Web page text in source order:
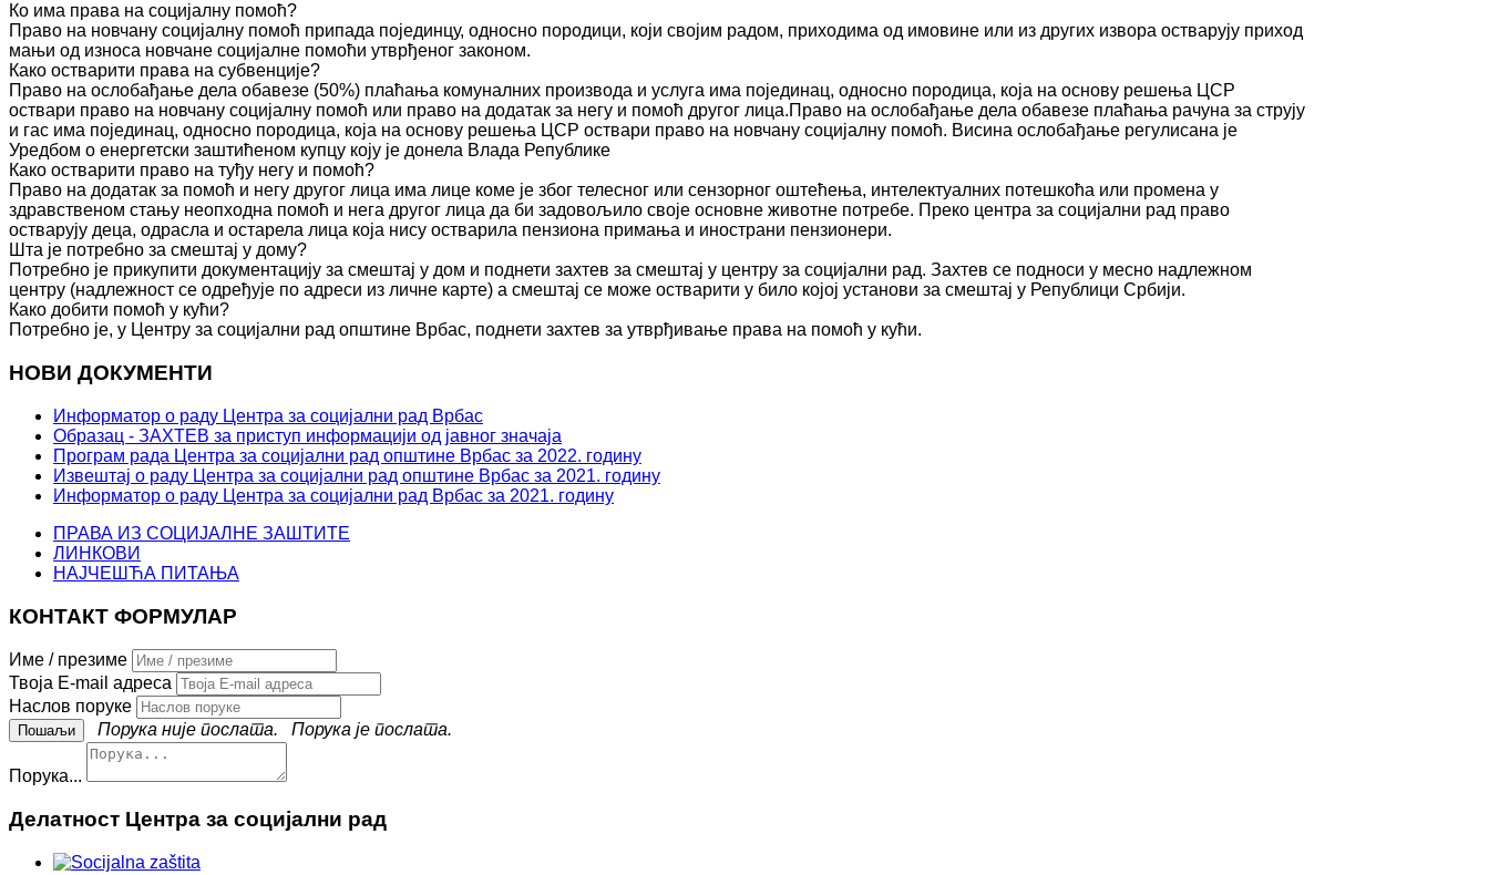
Ко има права на социјалну помоћ?
Право на новчану социјалну помоћ припада појединцу, односно породици, који својим радом, приходима од имовине или из других извора остварују приход
мањи од износа новчане социјалне помоћи утврђеног законом.
Како остварити права на субвенције?
Право на ослобађање дела обавезе (50%) плаћања комуналних производа и услуга има појединац, односно породица, која на основу решења ЦСР
оствари право на новчану социјалну помоћ или право на додатак за негу и помоћ другог лица.Право на ослобађање дела обавезе плаћања рачуна за струју
и гас има појединац, односно породица, која на основу решења ЦСР оствари право на новчану социјалну помоћ. Висина ослобађање регулисана је
Уредбом о енергетски заштићеном купцу коју је донела Влада Републике
Како остварити право на туђу негу и помоћ?
Право на додатак за помоћ и негу другог лица има лице коме је због телесног или сензорног оштећења, интелектуалних потешкоћа или промена у
здравственом стању неопходна помоћ и нега другог лица да би задовољило своје основне животне потребе. Преко центра за социјални рад право
остварују деца, одрасла и остарела лица која нису остварила пензиона примања и инострани пензионери.
Шта је потребно за смештај у дому?
Потребно је прикупити документацију за смештај у дом и поднети захтев за смештај у центру за социјални рад. Захтев се подноси у месно надлежном
центру (надлежност се одређује по адреси из личне карте) а смештај се може остварити у било којој установи за смештај у Републици Србији.
Како добити помоћ у кући?
Потребно је, у Центру за социјални рад општине Врбас, поднети захтев за утврђивање права на помоћ у кући.
НОВИ ДОКУМЕНТИ
Информатор о раду Центра за социјални рад Врбас
Образац - ЗАХТЕВ за приступ информацији од јавног значаја
Програм рада Центра за социјални рад општине Врбас за 2022. годину
Извештај о раду Центра за социјални рад општине Врбас за 2021. годину
Информатор о раду Центра за социјални рад Врбас за 2021. годину
ПРАВА ИЗ СОЦИЈАЛНЕ ЗАШТИТЕ
ЛИНКОВИ
НАЈЧЕШЋА ПИТАЊА
КОНТАКТ ФОРМУЛАР
Име / презиме
Твоја E-mail адреса
Наслов поруке
Порука није послата.
Порука је послата.
Порука...
Делатност Центра за социјални рад